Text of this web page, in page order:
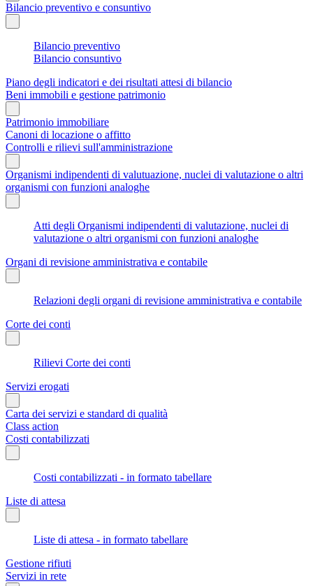
Bilancio preventivo e consuntivo
Bilancio preventivo
Bilancio consuntivo
Piano degli indicatori e dei risultati attesi di bilancio
Beni immobili e gestione patrimonio
Patrimonio immobiliare
Canoni di locazione o affitto
Controlli e rilievi sull'amministrazione
Organismi indipendenti di valutuazione, nuclei di valutazione o altri
organismi con funzioni analoghe
Atti degli Organismi indipendenti di valutazione, nuclei di
valutazione o altri organismi con funzioni analoghe
Organi di revisione amministrativa e contabile
Relazioni degli organi di revisione amministrativa e contabile
Corte dei conti
Rilievi Corte dei conti
Servizi erogati
Carta dei servizi e standard di qualità
Class action
Costi contabilizzati
Costi contabilizzati - in formato tabellare
Liste di attesa
Liste di attesa - in formato tabellare
Gestione rifiuti
Servizi in rete